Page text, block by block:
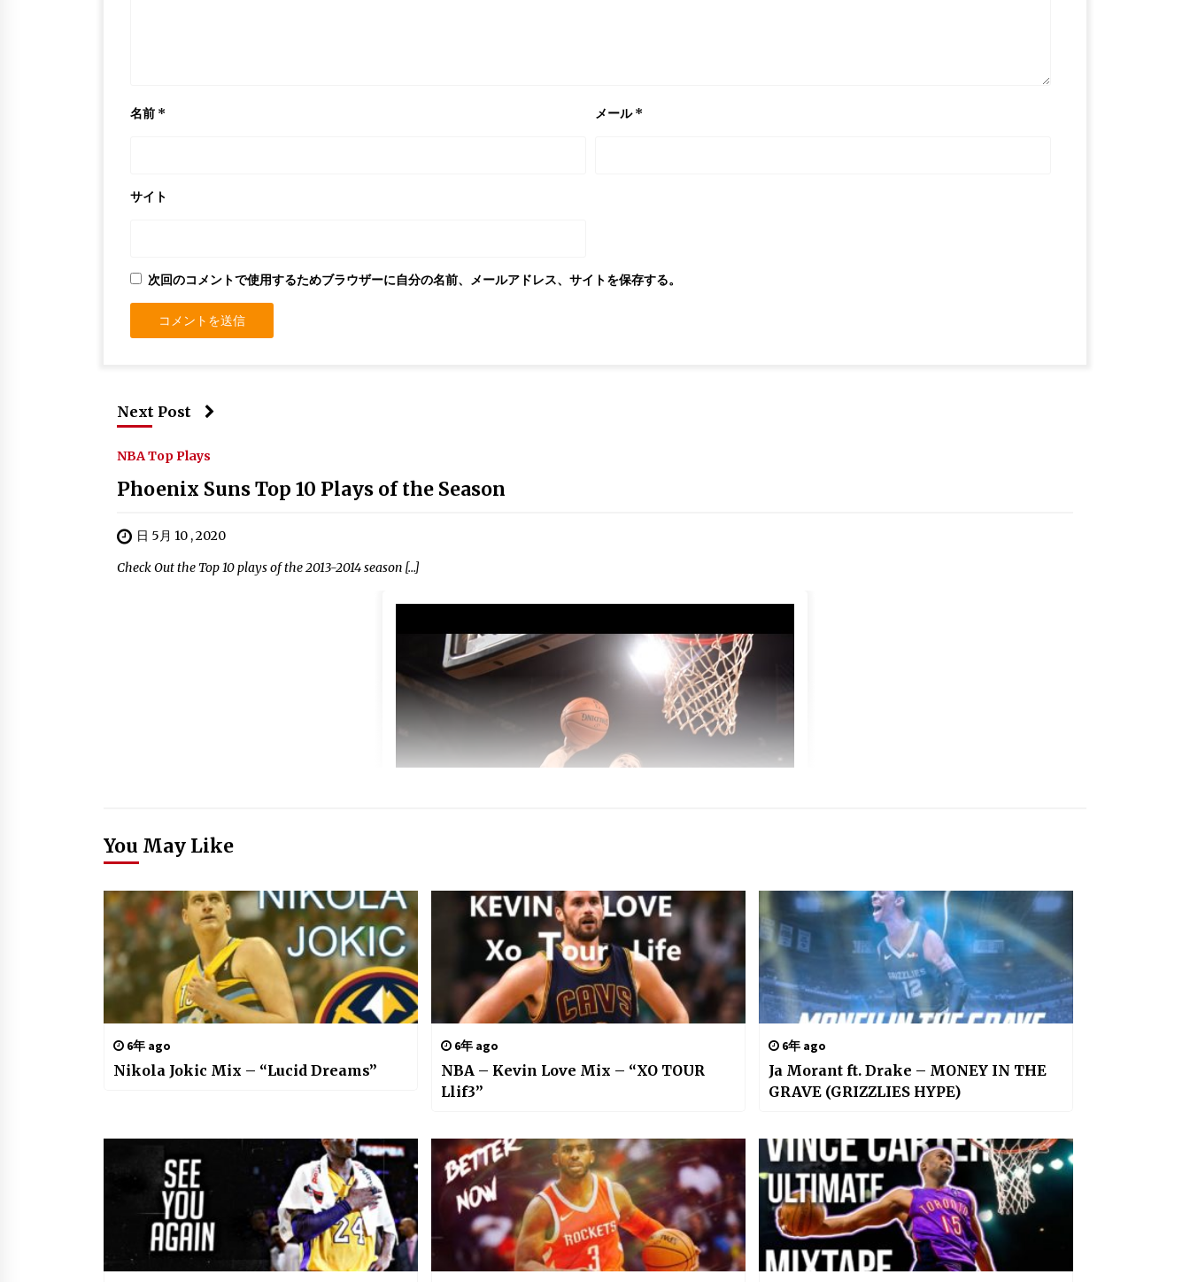
名前 * メール*
サイト
次回のコメントで使用するためブラウザーに自分の名前、メールアドレス、サイトを保存する。
Next Post
NBA Top Plays
Phoenix Suns Top 10 Plays of the Season
日 5月 10 , 2020
Check Out the Top 10 plays of the 2013-2014 season […]
You May Like
6年 ago
Nikola Jokic Mix – “Lucid Dreams”
6年 ago
NBA – Kevin Love Mix – “XO TOUR
Llif3”
6年 ago
Ja Morant ft. Drake – MONEY IN THE
GRAVE (GRIZZLIES HYPE)